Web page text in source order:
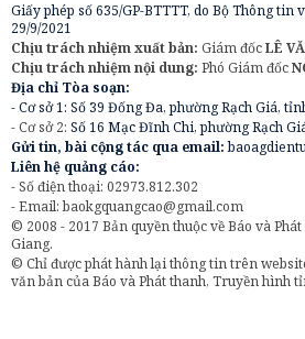
Giấy phép số 635/GP-BTTTT, do Bộ Thông tin
29/9/2021
Chịu trách nhiệm xuất bản: Giám đốcLÊ
Chịu trách nhiệm nội dung: Phó Giám đốc
Địa chỉ Tòa soạn:
- Cơ sở 1: Số 39 Đống Đa, phường Rạch Giá,
- Cơ sở 2: Số 16 Mạc Đĩnh Chi, phường Rạch
Gửi tin, bài cộng tác qua email:
Liên hệ quảng cáo:
- Số điện thoại: 02973.812.302
- Email:baokgquangcao@gmail.com
© 2008 - 2017 Bản quyền thuộc về Báo và
Giang.
© Chỉ được phát hành lại thông tin trên
văn bản của Báo và Phát thanh, Truyền hình